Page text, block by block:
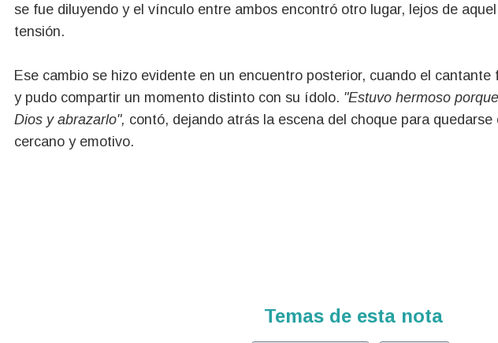
se fue diluyendo y el vínculo entre ambos encontró otro lugar, lejos de
tensión.
Ese cambio se hizo evidente en un encuentro posterior, cuando el
y pudo compartir un momento distinto con su ídolo. "Estuvo hermoso
Dios y abrazarlo", contó, dejando atrás la escena del choque para
cercano y emotivo.
Temas de esta nota